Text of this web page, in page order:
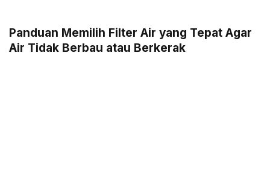
Panduan Memilih Filter Air yang Tepat Agar
Air Tidak Berbau atau Berkerak